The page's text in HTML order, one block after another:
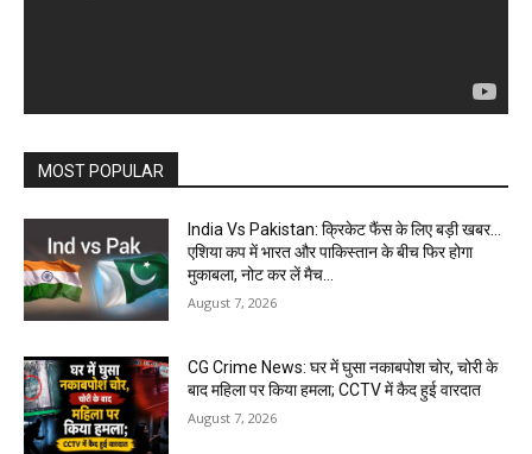
MOST POPULAR
India Vs Pakistan: क्रिकेट फैंस के लिए बड़ी खबर…
एशिया कप में भारत और पाकिस्तान के बीच फिर होगा
मुकाबला, नोट कर लें मैच...
August 7, 2026
CG Crime News: घर में घुसा नकाबपोश चोर, चोरी के
बाद महिला पर किया हमला; CCTV में कैद हुई वारदात
August 7, 2026